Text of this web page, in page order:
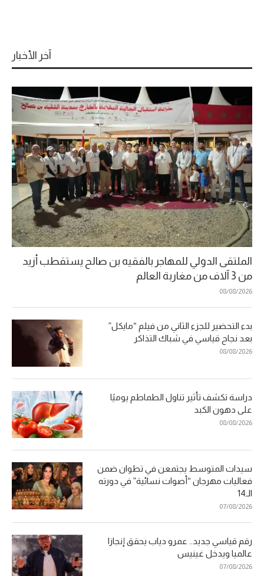
آخر الأخبار
الملتقى الدولي للمهاجر بالفقيه بن صالح يستقطب أزيد
من 3 آلاف من مغاربة العالم
08/08/2026
بدء التحضير للجزء الثاني من فيلم “مايكل”
بعد نجاح قياسي في شباك التذاكر
08/08/2026
دراسة تكشف تأثير تناول الطماطم يوميًا
على دهون الكبد
08/08/2026
سيدات المتوسط يجتمعن في تطوان ضمن
فعاليات مهرجان “أصوات نسائية” في دورته
الـ14
07/08/2026
رقم قياسي جديد.. عمرو دياب يحقق إنجازا
عالميا ويدخل غينيس
07/08/2026